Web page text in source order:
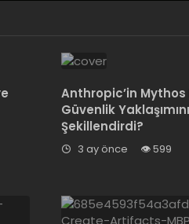
Edebilecek
Anthropic’in Mythos
Güvenlik
Şekillendirdi?
3 ay önce 599